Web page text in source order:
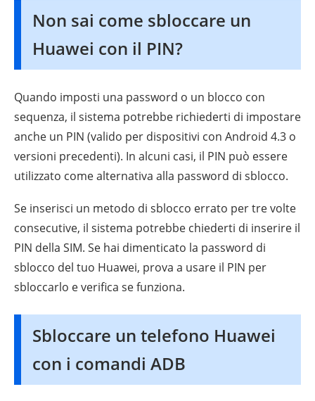
Non sai come sbloccare un
Huawei con il PIN?
Quando imposti una password o un blocco con
sequenza, il sistema potrebbe richiederti di impostare
anche un PIN (valido per dispositivi con Android 4.3 o
versioni precedenti). In alcuni casi, il PIN può essere
utilizzato come alternativa alla password di sblocco.
Se inserisci un metodo di sblocco errato per tre volte
consecutive, il sistema potrebbe chiederti di inserire il
PIN della SIM. Se hai dimenticato la password di
sblocco del tuo Huawei, prova a usare il PIN per
sbloccarlo e verifica se funziona.
Sbloccare un telefono Huawei
con i comandi ADB